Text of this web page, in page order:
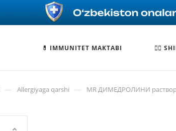
💊 IMMUNITET MAKTABI 🧑‍⚕️
— Allergiyaga qarshi — MR ДИМЕДРОЛИНИ раствор